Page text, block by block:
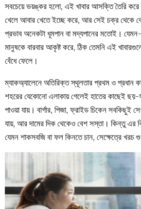
সবচেয়ে ভয়ঙ্কর হলো, এই খাবার আসক্তি তৈরি
খেলে আবার খেতে ইচ্ছে করে, আর সেই চক্র থেকে
প্রভাব অনেকটা ধূমপান বা মদ্যপানের মতোই।
মানুষকে বারবার আকৃষ্ট করে, ঠিক তেমনি এই
বেঁধে ফেলে।
ম্যাকঅ্যালেনে অতিরিক্ত স্থূলতার প্রথম ও প্রধান
শহরের যেকোনো এলাকায় গেলেই হাতের কাছেই ছয়-
পাওয়া যায়। বার্গার, পিজা, ফ্রাইড চিকেন সবকিছুই
যায়, আর দামের দিক থেকেও বেশ সস্তা। কিন্তু এর
যেমন শাকসবজি বা ফল কিনতে চান, সেক্ষেত্রে খরচ